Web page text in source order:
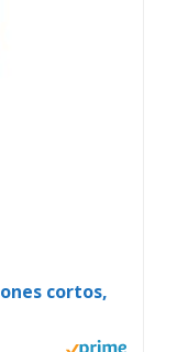
cortos,